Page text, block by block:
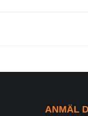
ANMÄL